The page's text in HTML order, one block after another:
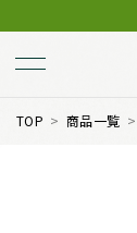
TOP 商品一覧